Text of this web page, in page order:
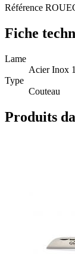
Référence
Fiche
Lame
Acier Inox
Type
Couteau
Produits